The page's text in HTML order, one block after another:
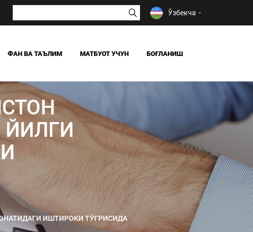
Ўзбекча
ФАН ВА ТАЪЛИМ МАТБУОТ УЧУН
ЯНГИЛИКЛАР
БОҒЛАНИШ
ИШТИРОКИ ТЎҒРИСИДА